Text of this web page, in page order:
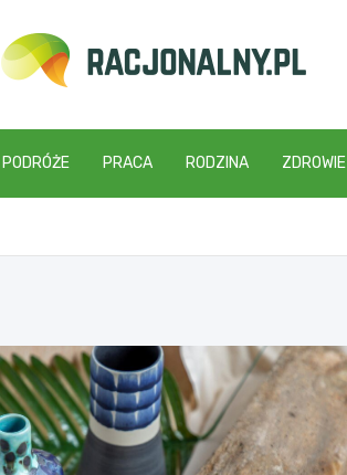
racjonalny.pl
PODRÓŻE PRACA RODZINA ZDROWIE